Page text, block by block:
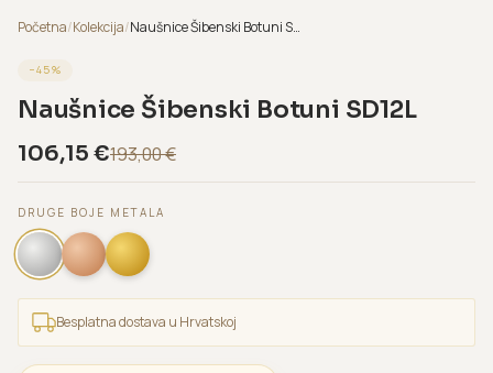
Početna/Kolekcija/ Naušnice Šibenski Botuni SD12L
−45%
Naušnice Šibenski Botuni SD12L
106,15 €193,00€
DRUGE BOJE METALA
Besplatna dostava u Hrvatskoj